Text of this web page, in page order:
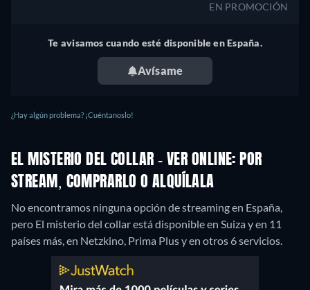
EN PROMOCIÓN
Te avisamos cuando esté disponible en España.
Avísame
¿Hay algún problema? ¡Cuéntanoslo!
EL MISTERIO DEL COLLAR - VER ONLINE: POR
STREAM, COMPRARLO O ALQUÍLALA
No encontramos ninguna opción de streaming en España,
pero El misterio del collar está disponible en Suiza y en 11
países más, en Netzkino, Prima Plus y en otros 6 servicios.